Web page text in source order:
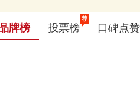
单发布啦！居前十的有：洁柔C&S、
排名不分先后，仅供借鉴参考，
牌榜 投票榜
荐
口碑点